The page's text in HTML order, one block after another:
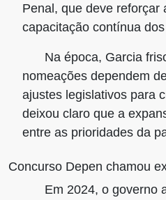
Penal, que deve reforçar
capacitação contínua
Na época, Garcia
nomeações dependem
ajustes legislativos para
deixou claro que a
entre as prioridades da
Concurso Depen chamou
Em 2024, o governo